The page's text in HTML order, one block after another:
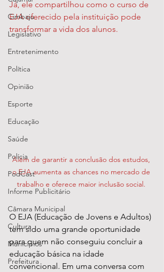
Cimbaju
Legislativo
Entretenimento
Política
Opinião
Esporte
Educação
Saúde
Polícia
PodCast
Informe Publicitário
Câmara Municipal
Cultura
Municípios
Prefeitura
Já, ele compartilhou como o curso de
EJA oferecido pela instituição pode
transformar a vida dos alunos.
Além de garantir a conclusão dos estudos,
o EJA aumenta as chances no mercado de
trabalho e oferece maior inclusão social.
O EJA (Educação de Jovens e Adultos)
tem sido uma grande oportunidade
para quem não conseguiu concluir a
educação básica na idade
convencional. Em uma conversa com